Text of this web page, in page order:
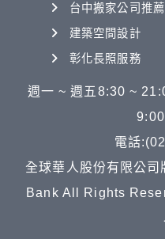
台中搬家公司推薦
建築空間設計
彰化長照服務
週一 ~ 週五8:30 ~
電話
全球華人股份有限公
Bank All Rights